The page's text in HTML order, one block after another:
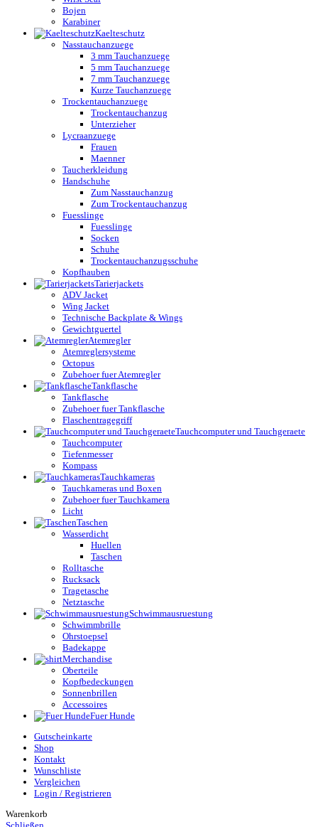
Bojen
Karabiner
Kaelteschutz
Nasstauchanzuege
3 mm Tauchanzuege
5 mm Tauchanzuege
7 mm Tauchanzuege
Kurze Tauchanzuege
Trockentauchanzuege
Trockentauchanzug
Unterzieher
Lycraanzuege
Frauen
Maenner
Taucherkleidung
Handschuhe
Zum Nasstauchanzug
Zum Trockentauchanzug
Fuesslinge
Fuesslinge
Socken
Schuhe
Trockentauchanzugsschuhe
Kopfhauben
Tarierjackets
ADV Jacket
Wing Jacket
Technische Backplate & Wings
Gewichtguertel
Atemregler
Atemreglersysteme
Octopus
Zubehoer fuer Atemregler
Tankflasche
Tankflasche
Zubehoer fuer Tankflasche
Flaschentragegriff
Tauchcomputer und Tauchgeraete
Tauchcomputer
Tiefenmesser
Kompass
Tauchkameras
Tauchkameras und Boxen
Zubehoer fuer Tauchkamera
Licht
Taschen
Wasserdicht
Huellen
Taschen
Rolltasche
Rucksack
Tragetasche
Netztasche
Schwimmausruestung
Schwimmbrille
Ohrstoepsel
Badekappe
Merchandise
Oberteile
Kopfbedeckungen
Sonnenbrillen
Accessoires
Fuer Hunde
Gutscheinkarte
Shop
Kontakt
Wunschliste
Vergleichen
Login / Registrieren
Warenkorb